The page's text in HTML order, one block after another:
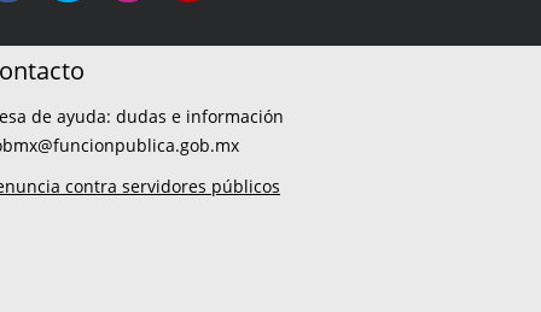
de ayuda: dudas e información
contra servidores públicos